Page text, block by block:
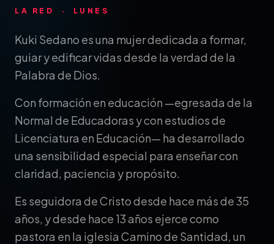
LA RED · LUNES
Kuki Sedano es una mujer dedicada a formar,
guiar y edificar vidas desde la verdad de la
Palabra de Dios.
Con formación en educación —egresada de la
Normal de Educadoras y con estudios de
Licenciatura en Educación— ha desarrollado
una sensibilidad especial para enseñar con
claridad, paciencia y propósito.
Es seguidora de Cristo desde hace más de 35
años, y desde hace 13 años ejerce como
pastora en la iglesia Camino de Santidad, un